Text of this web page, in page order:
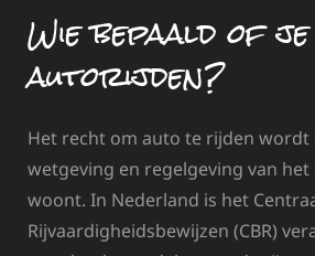
Wie bepaald of
autorijden?
Het recht om auto te rijden wordt
wetgeving en regelgeving van het
woont. In Nederland is het
Rijvaardigheidsbewijzen (CBR)